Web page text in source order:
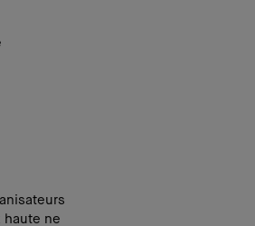
haute ne